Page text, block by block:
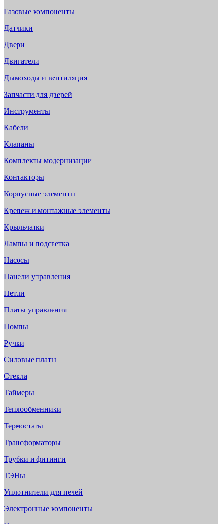
Газовые компоненты
Датчики
Двери
Двигатели
Дымоходы и вентиляция
Запчасти для дверей
Инструменты
Кабели
Клапаны
Комплекты модернизации
Контакторы
Корпусные элементы
Крепеж и монтажные элементы
Крыльчатки
Лампы и подсветка
Насосы
Панели управления
Петли
Платы управления
Помпы
Ручки
Силовые платы
Стекла
Таймеры
Теплообменники
Термостаты
Трансформаторы
Трубки и фитинги
ТЭНы
Уплотнители для печей
Электронные компоненты